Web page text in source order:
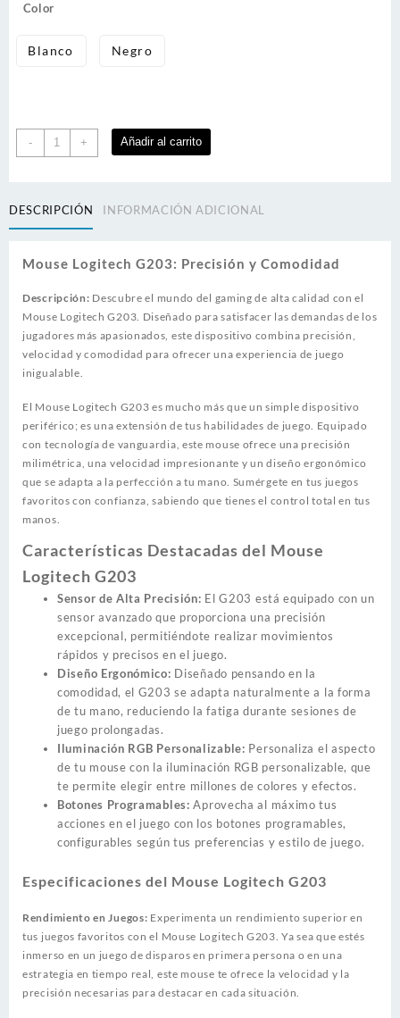
Color
Blanco Negro
-
Mouse
Logitech
RGB
8000
cantidad
+ Añadir al carrito
DESCRIPCIÓN INFORMACIÓN ADICIONAL
Mouse Logitech G203: Precisión y Comodidad
Descripción: Descubre el mundo del gaming de alta calidad con el
Mouse Logitech G203. Diseñado para satisfacer las demandas de los
jugadores más apasionados, este dispositivo combina precisión,
velocidad y comodidad para ofrecer una experiencia de juego
inigualable.
El Mouse Logitech G203 es mucho más que un simple dispositivo
periférico; es una extensión de tus habilidades de juego. Equipado
con tecnología de vanguardia, este mouse ofrece una precisión
milimétrica, una velocidad impresionante y un diseño ergonómico
que se adapta a la perfección a tu mano. Sumérgete en tus juegos
favoritos con confianza, sabiendo que tienes el control total en tus
manos.
Características Destacadas del Mouse
Logitech G203
Sensor de Alta Precisión: El G203 está equipado con un
sensor avanzado que proporciona una precisión
excepcional, permitiéndote realizar movimientos
rápidos y precisos en el juego.
Diseño Ergonómico: Diseñado pensando en la
comodidad, el G203 se adapta naturalmente a la forma
de tu mano, reduciendo la fatiga durante sesiones de
juego prolongadas.
Iluminación RGB Personalizable: Personaliza el aspecto
de tu mouse con la iluminación RGB personalizable, que
te permite elegir entre millones de colores y efectos.
Botones Programables: Aprovecha al máximo tus
acciones en el juego con los botones programables,
configurables según tus preferencias y estilo de juego.
Especificaciones del Mouse Logitech G203
Rendimiento en Juegos: Experimenta un rendimiento superior en
tus juegos favoritos con el Mouse Logitech G203. Ya sea que estés
inmerso en un juego de disparos en primera persona o en una
estrategia en tiempo real, este mouse te ofrece la velocidad y la
precisión necesarias para destacar en cada situación.